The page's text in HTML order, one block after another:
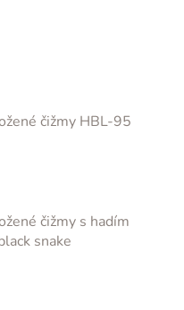
čižmy HBL-95
čižmy s hadím
snake